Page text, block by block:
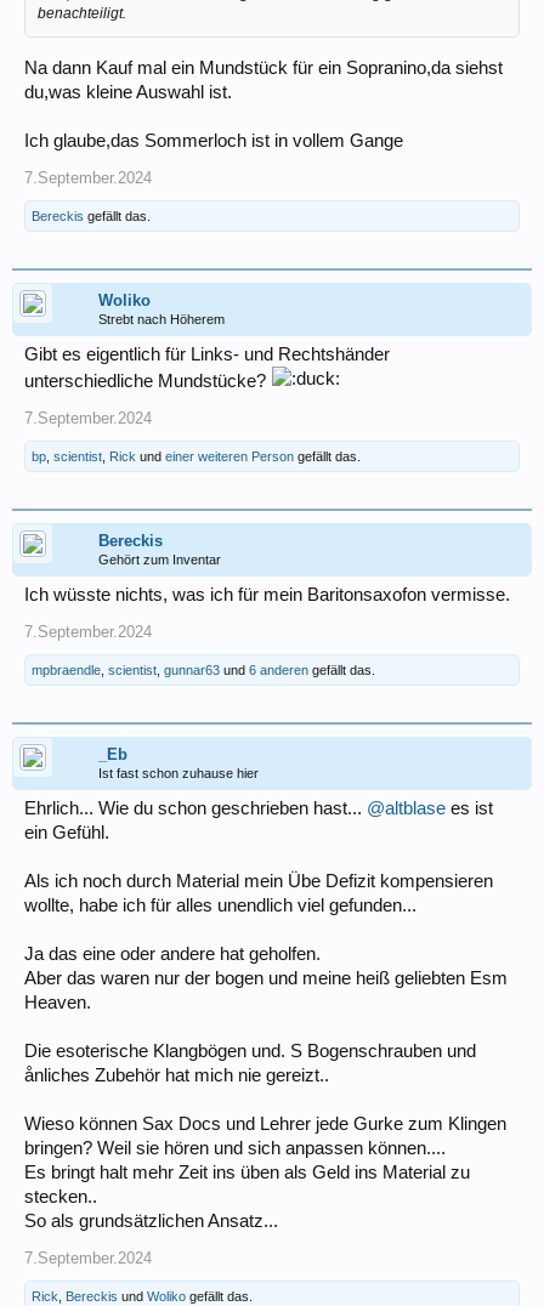
benachteiligt.
Na dann Kauf mal ein Mundstück für ein Sopranino,da siehst
du,was kleine Auswahl ist.
Ich glaube,das Sommerloch ist in vollem Gange
7.September.2024
Bereckis gefällt das.
Woliko
Strebt nach Höherem
Gibt es eigentlich für Links- und Rechtshänder
unterschiedliche Mundstücke?
7.September.2024
bp scientist Rick und einer weiteren Person gefällt das.
Bereckis
Gehört zum Inventar
Ich wüsste nichts, was ich für mein Baritonsaxofon vermisse.
7.September.2024
mpbraendle scientist gunnar63 und 6 anderen gefällt das.
_Eb
Ist fast schon zuhause hier
Ehrlich... Wie du schon geschrieben hast... @altblase es ist
ein Gefühl.
Als ich noch durch Material mein Übe Defizit kompensieren
wollte, habe ich für alles unendlich viel gefunden...
Ja das eine oder andere hat geholfen.
Aber das waren nur der bogen und meine heiß geliebten Esm
Heaven.
Die esoterische Klangbögen und. S Bogenschrauben und
ånliches Zubehör hat mich nie gereizt..
Wieso können Sax Docs und Lehrer jede Gurke zum Klingen
bringen? Weil sie hören und sich anpassen können....
Es bringt halt mehr Zeit ins üben als Geld ins Material zu
stecken..
So als grundsätzlichen Ansatz...
7.September.2024
Rick Bereckis und Woliko gefällt das.